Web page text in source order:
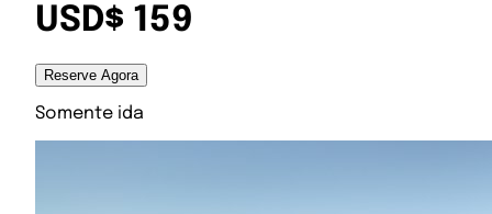
USD$ 159
Reserve Agora
Somente ida